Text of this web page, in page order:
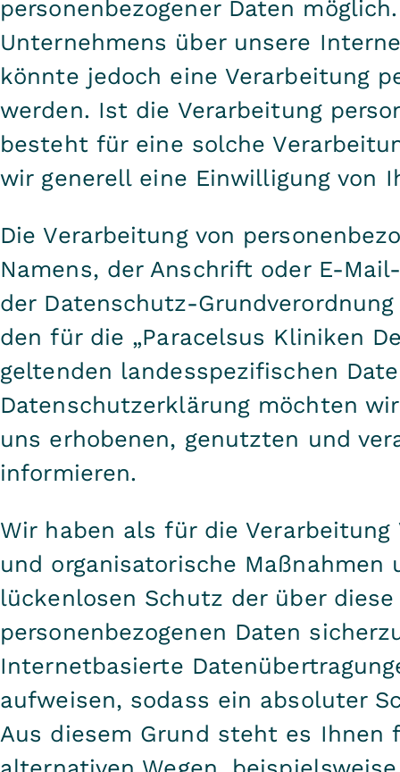
personenbezogener Daten
Unternehmens über unsere
könnte jedoch eine Verarbeitung
werden. Ist die Verarbeitung
besteht für eine solche
wir generell eine Einwilligung von
Die Verarbeitung von
Namens, der Anschrift oder E-
der Datenschutz-
den für die „Paracelsus Kliniken
geltenden landesspezifischen
Datenschutzerklärung möchten
uns erhobenen, genutzten und
informieren.
Wir haben als für die
und organisatorische
lückenlosen Schutz der über
personenbezogenen Daten
Internetbasierte
aufweisen, sodass ein absoluter
Aus diesem Grund steht es Ihnen